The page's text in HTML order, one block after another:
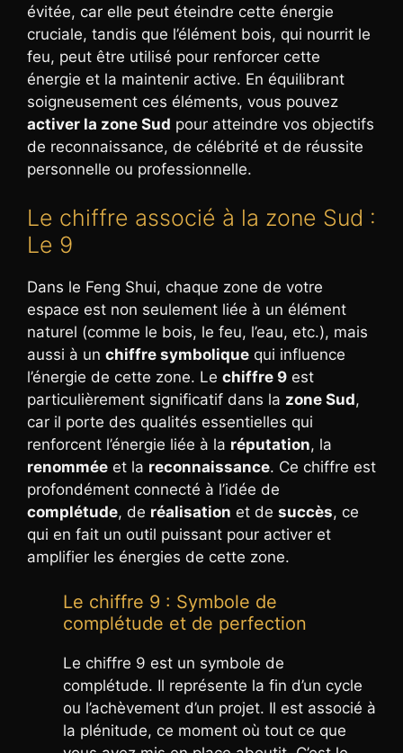
évitée, car elle peut éteindre cette énergie
cruciale, tandis que l’élément bois, qui nourrit le
feu, peut être utilisé pour renforcer cette
énergie et la maintenir active. En équilibrant
soigneusement ces éléments, vous pouvez
activer la zone Sud pour atteindre vos objectifs
de reconnaissance, de célébrité et de réussite
personnelle ou professionnelle.
Le chiffre associé à la zone Sud :
Le 9
Dans le Feng Shui, chaque zone de votre
espace est non seulement liée à un élément
naturel (comme le bois, le feu, l’eau, etc.), mais
aussi à un chiffre symbolique qui influence
l’énergie de cette zone. Le chiffre 9 est
particulièrement significatif dans la zone Sud,
car il porte des qualités essentielles qui
renforcent l’énergie liée à la réputation, la
renommée et la reconnaissance. Ce chiffre est
profondément connecté à l’idée de
complétude, de réalisation et de succès, ce
qui en fait un outil puissant pour activer et
amplifier les énergies de cette zone.
Le chiffre 9 : Symbole de
complétude et de perfection
Le chiffre 9 est un symbole de
complétude. Il représente la fin d’un cycle
ou l’achèvement d’un projet. Il est associé à
la plénitude, ce moment où tout ce que